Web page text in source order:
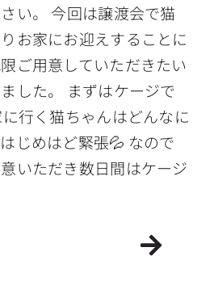
い。 今回は譲渡会で猫
お家にお迎えすることに
ご用意していただきたい
した。 まずはケージで
行く猫ちゃんはどんなに
じめはど緊張💦 なので
いただき数日間はケージ